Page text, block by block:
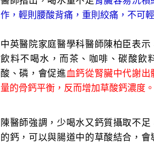
作，輕則腰酸背痛，重則絞痛，不可輕
中英醫院家庭醫學科醫師陳柏臣表示
飲料不喝水，而茶、咖啡、碳酸飲
酸、磷，會促進血鈣從腎臟中代謝
量的骨鈣平衡，反而增加草酸鈣濃度。
陳醫師強調，少喝水又鈣質攝取不
的鈣，可以與腸道中的草酸結合，